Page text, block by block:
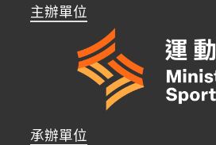
主辦單位
承辦單位